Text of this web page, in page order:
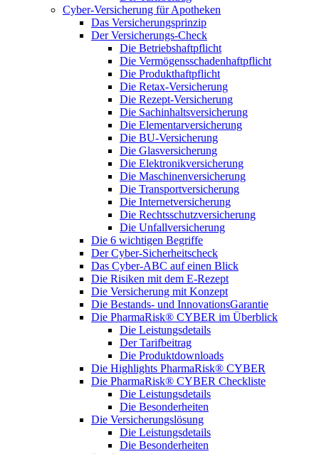
Cyber-Versicherung für Apotheken
Das Versicherungsprinzip
Der Versicherungs-Check
Die Betriebshaftpflicht
Die Vermögensschadenhaftpflicht
Die Produkthaftpflicht
Die Retax-Versicherung
Die Rezept-Versicherung
Die Sachinhaltsversicherung
Die Elementarversicherung
Die BU-Versicherung
Die Glasversicherung
Die Elektronikversicherung
Die Maschinenversicherung
Die Transportversicherung
Die Internetversicherung
Die Rechtsschutzversicherung
Die Unfallversicherung
Die 6 wichtigen Begriffe
Der Cyber-Sicher­heits­check
Das Cyber-ABC auf einen Blick
Die Risiken mit dem E-Rezept
Die Versicherung mit Konzept
Die Bestands- und InnovationsGarantie
Die PharmaRisk® CYBER im Überblick
Die Leistungsdetails
Der Tarifbeitrag
Die Produktdownloads
Die Highlights PharmaRisk® CYBER
Die PharmaRisk® CYBER Checkliste
Die Leistungsdetails
Die Besonderheiten
Die Versicherungslösung
Die Leistungsdetails
Die Besonderheiten